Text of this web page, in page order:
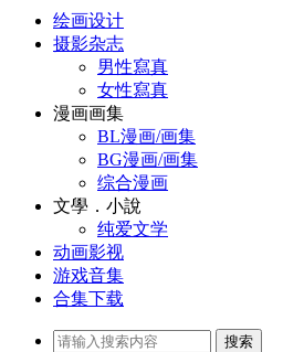
绘画设计
摄影杂志
男性寫真
女性寫真
漫画画集
BL漫画/画集
BG漫画/画集
综合漫画
文學．小說
纯爱文学
动画影视
游戏音集
合集下载